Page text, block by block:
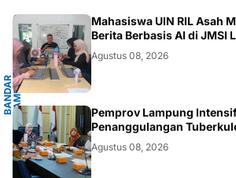
B
A
N
D
A
R
L
A
M
P
U
N
G
.
L
A
M
P
U
NG
Mahasiswa UIN RIL Asah
Berita Berbasis AI di JMSI
Agustus 08, 2026
.LAMPUNG
Pemprov Lampung
Penanggulangan
Agustus 08, 2026